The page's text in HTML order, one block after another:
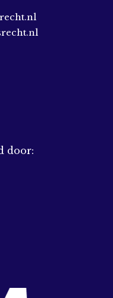
door: